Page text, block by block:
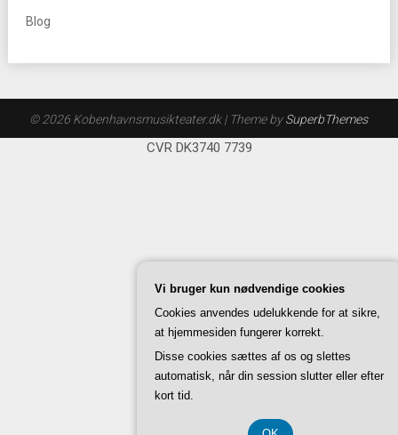
Blog
© 2026 Kobenhavnsmusikteater.dk| Theme bySuperbThemes
CVR DK3740 7739
Vi bruger kun nødvendige cookies
Cookies anvendes udelukkende for at sikre,
at hjemmesiden fungerer korrekt.
Disse cookies sættes af os og slettes
automatisk, når din session slutter eller efter
kort tid.